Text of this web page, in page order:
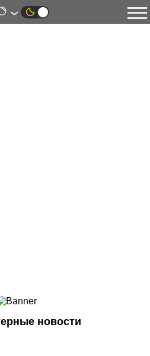
новости